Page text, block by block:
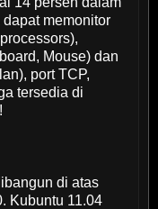
memonitor
Mouse) dan
port TCP,
tersedia di
di atas
Kubuntu 11.04